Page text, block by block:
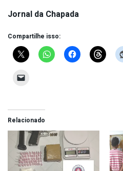
Jornal da Chapada
Compartilhe isso:
Relacionado